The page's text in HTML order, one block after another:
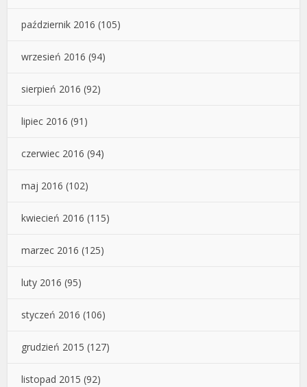
październik 2016 (105)
wrzesień 2016 (94)
sierpień 2016 (92)
lipiec 2016 (91)
czerwiec 2016 (94)
maj 2016 (102)
kwiecień 2016 (115)
marzec 2016 (125)
luty 2016 (95)
styczeń 2016 (106)
grudzień 2015 (127)
listopad 2015 (92)